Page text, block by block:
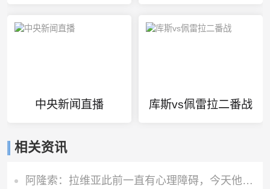
中央新闻直播 库斯vs佩雷拉二番战
相关资讯
阿隆索：拉维亚此前一直有心理障碍，今天他很累但发自内心地开心